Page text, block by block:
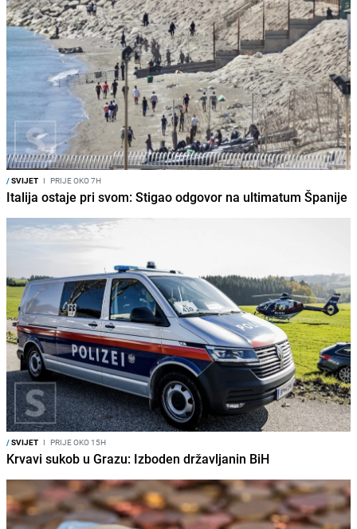
/SVIJET I PRIJE OKO 7H
Italija ostaje pri svom: Stigao odgovor na ultimatum Španije
/SVIJET I PRIJE OKO 15H
Krvavi sukob u Grazu: Izboden državljanin BiH